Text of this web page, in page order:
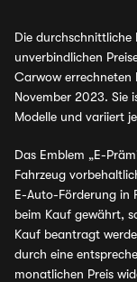
Die durchschnittliche
unverbindlichen
Carwow errechneten
November 2023. Sie
Modelle und variiert
Das Emblem „E-
Fahrzeug
E-Auto-Förderung in
beim Kauf gewährt,
Kauf beantragt
durch eine
monatlichen Preis